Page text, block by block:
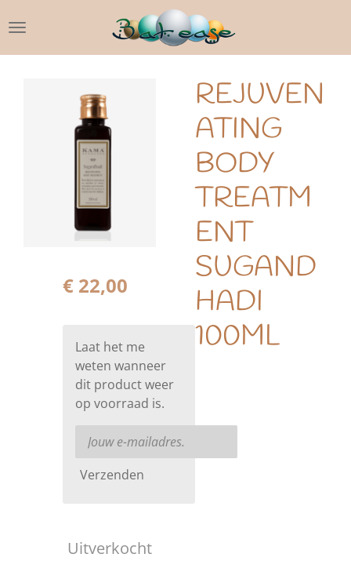
direct
naar
hoofdinhoud
REJUVEN
ATING
BODY
TREATM
ENT
SUGAND
HADI
100ML
€ 22,00
Laat het me
weten wanneer
dit product weer
op voorraad is.
Verzenden
Uitverkocht